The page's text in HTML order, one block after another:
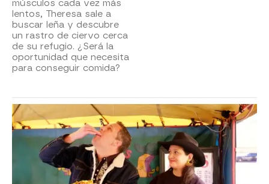
músculos cada vez más
lentos, Theresa sale a
buscar leña y descubre
un rastro de ciervo cerca
de su refugio. ¿Será la
oportunidad que necesita
para conseguir comida?